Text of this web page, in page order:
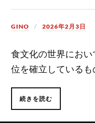
GINO 2026年2月3日
食文化の世界にお
位を確立しているも
続きを読む